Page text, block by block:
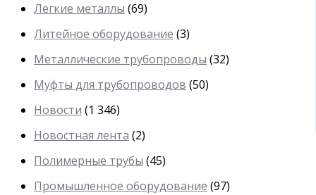
Легкие металлы (69)
Литейное оборудование (3)
Металлические трубопроводы (32)
Муфты для трубопроводов (50)
Новости (1 346)
Новостная лента (2)
Полимерные трубы (45)
Промышленное оборудование (97)